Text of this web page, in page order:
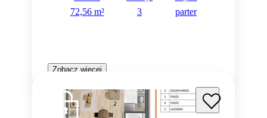
72,56 m²
3
parter
Zobacz więcej